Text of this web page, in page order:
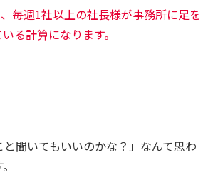
毎週1社以上の社長様が事務所に足を
る計算になります。
と聞いてもいいのかな？」なんて思わ